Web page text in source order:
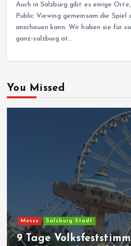
Auch in Salzburg gibt es einige
Public Viewing gemeinsam die
anschauen kann. Wir haben sie für
ganz-salzburg.at…
You Missed
Messe Salzburg Stadt
9 Tage